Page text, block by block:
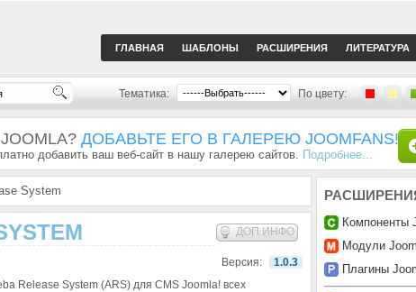
ГЛАВНАЯ ШАБЛОНЫ РАСШИРЕНИЯ ЛИТЕРАТУРА
Тематика: По цвету:
ДОБАВЬТЕ ЕГО В ГАЛЕРЕЮ JOOMFANS!
добавить ваш веб-сайт в нашу галерею сайтов. Подробнее...
System
ДОП.ИНФО
Версия:
1.0.3
Release System (ARS) для CMS Joomla! всех
Компоненты
Модули
Плагины